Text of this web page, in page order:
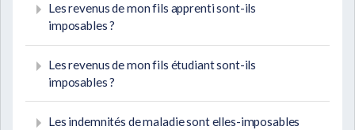
Les revenus de mon fils apprenti sont-ils
imposables ?
Les revenus de mon fils étudiant sont-ils
imposables ?
Les indemnités de maladie sont elles-imposables